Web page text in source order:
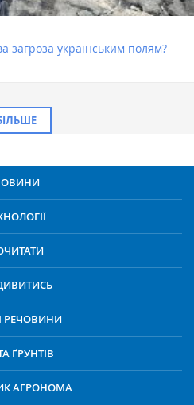
загроза українським полям?
РЕЧОВИНИ
ҐРУНТІВ
АГРОНОМА